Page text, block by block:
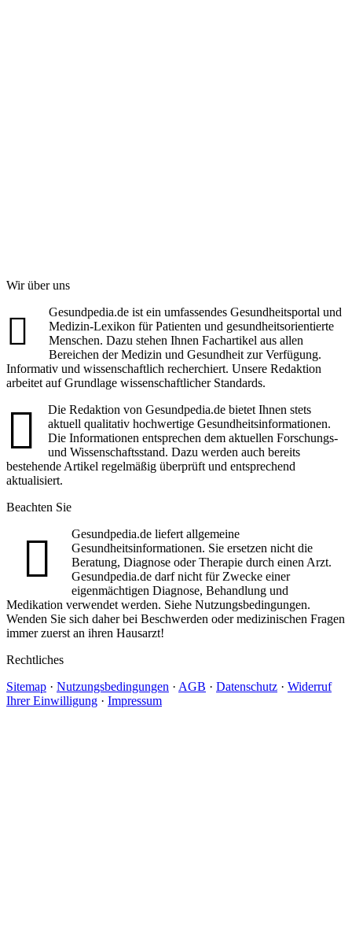
Wir über uns
Gesundpedia.de ist ein umfassendes Gesundheitsportal und
Medizin-Lexikon für Patienten und gesundheitsorientierte
Menschen. Dazu stehen Ihnen Fachartikel aus allen
Bereichen der Medizin und Gesundheit zur Verfügung.
Informativ und wissenschaftlich recherchiert. Unsere Redaktion
arbeitet auf Grundlage wissenschaftlicher Standards.
Die Redaktion von Gesundpedia.de bietet Ihnen stets
aktuell qualitativ hochwertige Gesundheitsinformationen.
Die Informationen entsprechen dem aktuellen Forschungs-
und Wissenschaftsstand. Dazu werden auch bereits
bestehende Artikel regelmäßig überprüft und entsprechend
aktualisiert.
Beachten Sie
Gesundpedia.de liefert allgemeine
Gesundheitsinformationen. Sie ersetzen nicht die
Beratung, Diagnose oder Therapie durch einen Arzt.
Gesundpedia.de darf nicht für Zwecke einer
eigenmächtigen Diagnose, Behandlung und
Medikation verwendet werden. Siehe Nutzungsbedingungen.
Wenden Sie sich daher bei Beschwerden oder medizinischen Fragen
immer zuerst an ihren Hausarzt!
Rechtliches
Sitemap · Nutzungsbedingungen · AGB · Datenschutz · Widerruf
Ihrer Einwilligung · Impressum